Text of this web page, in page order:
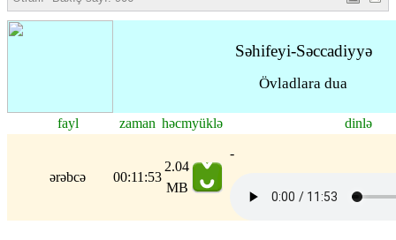
Səhifeyi-Səccadiyyə
Övladlara dua
fayl zaman həcmyüklə dinlə
ərəbcə 00:11:53
2.04
MB
-